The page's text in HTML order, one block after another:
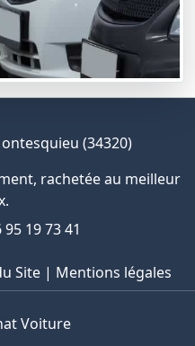
(34320)
rachetée au meilleur
19 73 41
Site | Mentions légales
Voiture